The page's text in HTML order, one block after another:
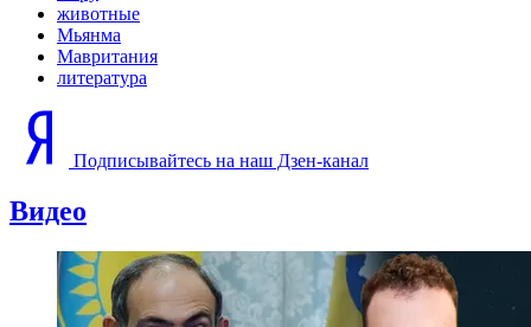
животные
Мьянма
Мавритания
литература
Подписывайтесь на наш Дзен-канал
Видео